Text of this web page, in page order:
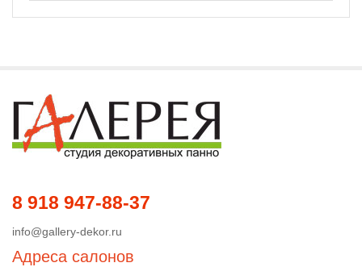
8 918 947-88-37
info@gallery-dekor.ru
Адреса салонов